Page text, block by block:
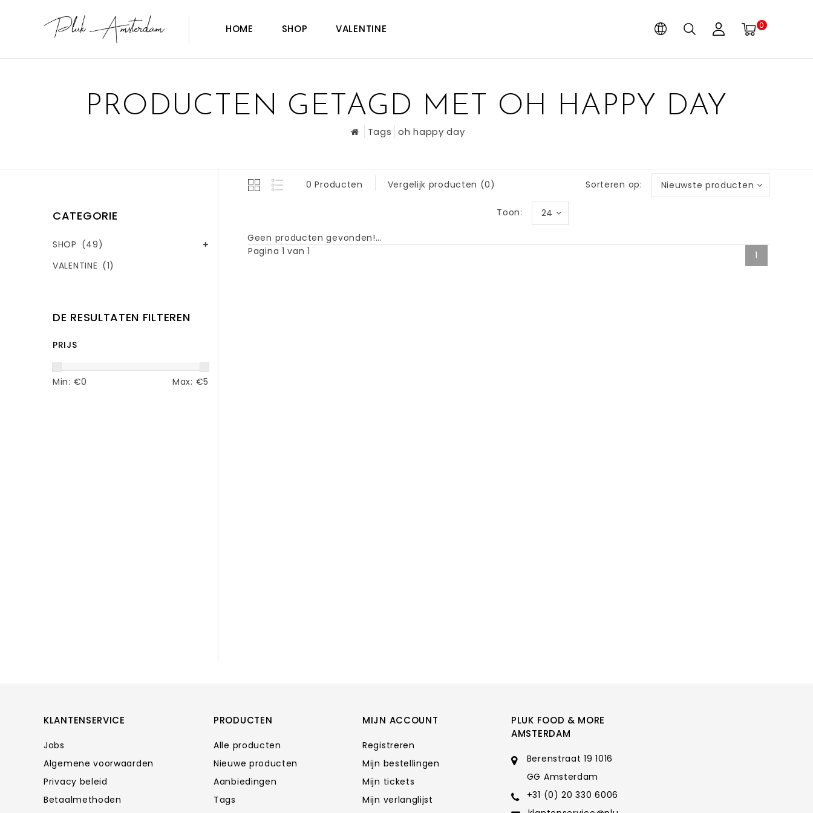
HOME SHOP VALENTINE 0
PRODUCTEN GETAGD MET OH HAPPY DAY
Tags oh happy day
CATEGORIE
SHOP (49)
VALENTINE (1)
DE RESULTATEN FILTEREN
PRIJS
Min: €0 Max: €5
0 Producten Vergelijk producten (0) Sorteren op: Nieuwste producten
Toon: 24
Geen producten gevonden!...
Pagina 1 van 1
1
KLANTENSERVICE
Jobs
Algemene voorwaarden
Privacy beleid
Betaalmethoden
PRODUCTEN
Alle producten
Nieuwe producten
Aanbiedingen
Tags
MIJN ACCOUNT
Registreren
Mijn bestellingen
Mijn tickets
Mijn verlanglijst
PLUK FOOD & MORE
AMSTERDAM
Berenstraat 19 1016
GG Amsterdam
+31 (0) 20 330 6006